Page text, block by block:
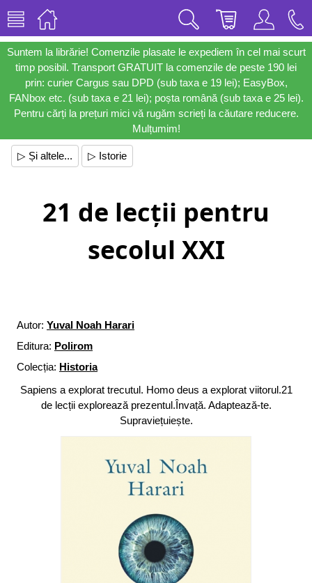
Suntem la librărie! Comenzile plasate le expediem în cel mai scurt
timp posibil. Transport GRATUIT la comenzile de peste 190 lei
prin: curier Cargus sau DPD (sub taxa e 19 lei); EasyBox,
FANbox etc. (sub taxa e 21 lei); poșta română (sub taxa e 25 lei).
Pentru cărți la prețuri mici vă rugăm scrieți la căutare reducere.
Mulțumim!
▷ Și altele... ▷ Istorie
21 de lecții pentru
secolul XXI
Autor: Yuval Noah Harari
Editura: Polirom
Colecția: Historia
Sapiens a explorat trecutul. Homo deus a explorat viitorul.21
de lecții explorează prezentul.Învață. Adaptează-te.
Supraviețuiește.